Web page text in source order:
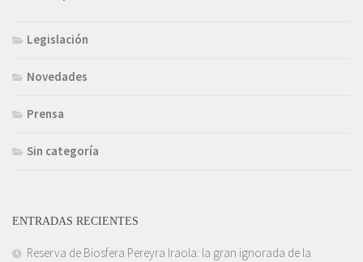
Legislación
Novedades
Prensa
Sin categoría
ENTRADAS RECIENTES
Reserva de Biosfera Pereyra Iraola: la gran ignorada de la